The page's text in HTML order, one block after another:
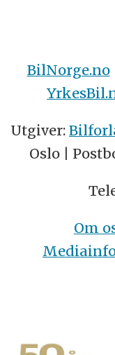
BilNorge.no|
Utgiver:
Oslo |
Om